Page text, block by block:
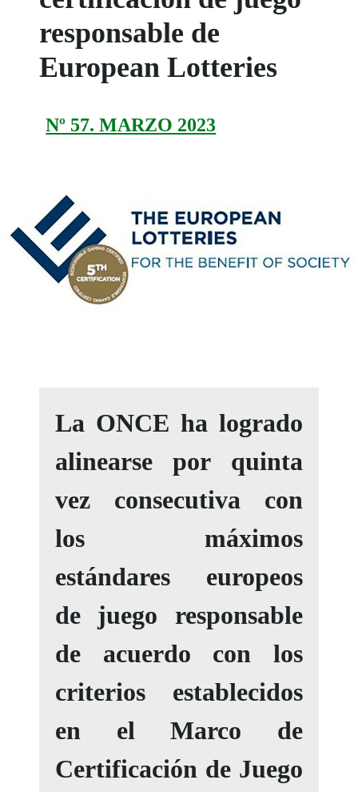
responsable de
European Lotteries
Nº 57. MARZO 2023
La ONCE ha logrado
alinearse por quinta
vez consecutiva con
los máximos
estándares europeos
de juego responsable
de acuerdo con los
criterios establecidos
en el Marco de
Certificación de Juego